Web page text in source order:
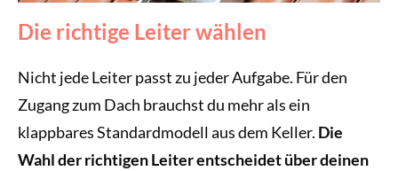
Die richtige Leiter wählen
Nicht jede Leiter passt zu jeder Aufgabe. Für den
Zugang zum Dach brauchst du mehr als ein
klappbares Standardmodell aus dem Keller. Die
Wahl der richtigen Leiter entscheidet über deinen